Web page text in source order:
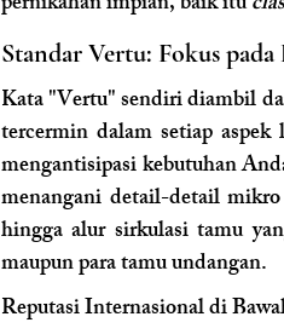
Standar Vertu: Fokus
Kata "Vertu" sendiri diambil
tercermin dalam setiap
mengantisipasi kebutuhan
menangani detail-detail
hingga alur sirkulasi tamu
maupun para tamu undangan.
Reputasi Internasional di